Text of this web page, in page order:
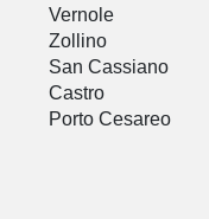
Vernole
Zollino
San Cassiano
Castro
Porto Cesareo